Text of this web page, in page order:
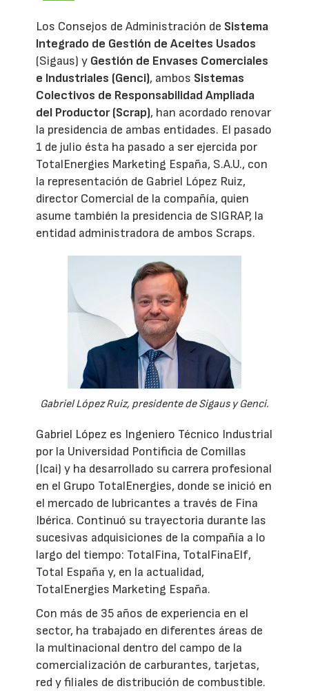
Los Consejos de Administración de Sistema
Integrado de Gestión de Aceites Usados
(Sigaus) y Gestión de Envases Comerciales
e Industriales (Genci), ambos Sistemas
Colectivos de Responsabilidad Ampliada
del Productor (Scrap), han acordado renovar
la presidencia de ambas entidades. El pasado
1 de julio ésta ha pasado a ser ejercida por
TotalEnergies Marketing España, S.A.U., con
la representación de Gabriel López Ruiz,
director Comercial de la compañía, quien
asume también la presidencia de SIGRAP, la
entidad administradora de ambos Scraps.
Gabriel López Ruiz, presidente de Sigaus y Genci.
Gabriel López es Ingeniero Técnico Industrial
por la Universidad Pontificia de Comillas
(Icai) y ha desarrollado su carrera profesional
en el Grupo TotalEnergies, donde se inició en
el mercado de lubricantes a través de Fina
Ibérica. Continuó su trayectoria durante las
sucesivas adquisiciones de la compañía a lo
largo del tiempo: TotalFina, TotalFinaElf,
Total España y, en la actualidad,
TotalEnergies Marketing España.
Con más de 35 años de experiencia en el
sector, ha trabajado en diferentes áreas de
la multinacional dentro del campo de la
comercialización de carburantes, tarjetas,
red y filiales de distribución de combustible.